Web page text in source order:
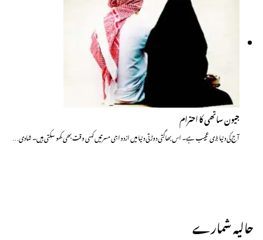
جیون ساتھی کا احترام
آج کی دنیا بڑی عجیب ہے۔ اس بھاگتی دوڑتی دنیا میں ازدواجی مسرتیں کسی وقت بھی کھو سکتی ہیں۔ شادی…
حالیہ شمارے